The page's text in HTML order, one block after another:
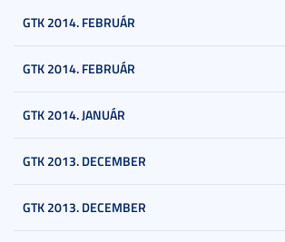
GTK 2014. FEBRUÁR
GTK 2014. FEBRUÁR
GTK 2014. JANUÁR
GTK 2013. DECEMBER
GTK 2013. DECEMBER